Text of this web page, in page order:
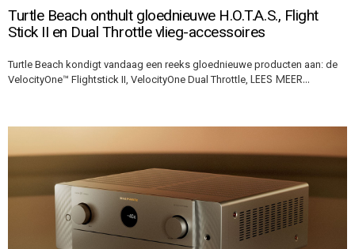
Turtle Beach onthult gloednieuwe H.O.T.A.S., Flight
Stick II en Dual Throttle vlieg-accessoires
Turtle Beach kondigt vandaag een reeks gloednieuwe producten aan: de
VelocityOne™ Flightstick II, VelocityOne Dual Throttle, LEES MEER…